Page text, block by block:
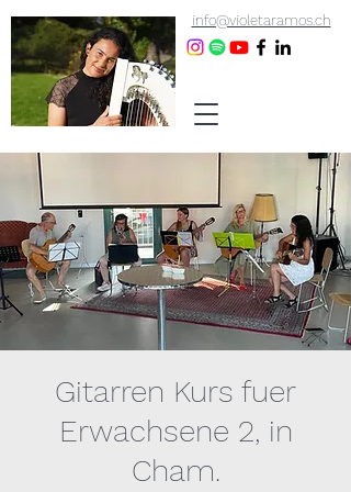
info@violetaramos.ch
Gitarren Kurs fuer
Erwachsene 2, in
Cham.